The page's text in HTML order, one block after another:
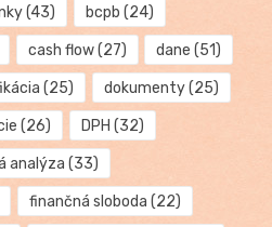
(43) bcpb (24)
cash flow(27) dane (51)
(25) dokumenty(25)
(26) DPH (32)
analýza (33)
finančná sloboda (22)